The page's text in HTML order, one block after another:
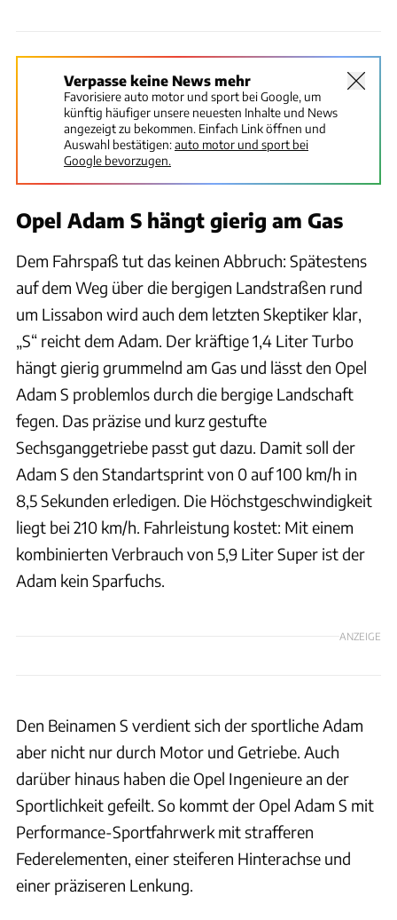
Verpasse keine News mehr
Favorisiere auto motor und sport bei Google, um
künftig häufiger unsere neuesten Inhalte und News
angezeigt zu bekommen. Einfach Link öffnen und
Auswahl bestätigen:auto motor und sport bei
Google bevorzugen.
Opel Adam S hängt gierig am Gas
Dem Fahrspaß tut das keinen Abbruch: Spätestens
auf dem Weg über die bergigen Landstraßen rund
um Lissabon wird auch dem letzten Skeptiker klar,
„S“ reicht dem Adam. Der kräftige 1,4 Liter Turbo
hängt gierig grummelnd am Gas und lässt den Opel
Adam S problemlos durch die bergige Landschaft
fegen. Das präzise und kurz gestufte
Sechsganggetriebe passt gut dazu. Damit soll der
Adam S den Standartsprint von 0 auf 100 km/h in
8,5 Sekunden erledigen. Die Höchstgeschwindigkeit
liegt bei 210 km/h. Fahrleistung kostet: Mit einem
kombinierten Verbrauch von 5,9 Liter Super ist der
Adam kein Sparfuchs.
ANZEIGE
Den Beinamen S verdient sich der sportliche Adam
aber nicht nur durch Motor und Getriebe. Auch
darüber hinaus haben die Opel Ingenieure an der
Sportlichkeit gefeilt. So kommt der Opel Adam S mit
Performance-Sportfahrwerk mit strafferen
Federelementen, einer steiferen Hinterachse und
einer präziseren Lenkung.